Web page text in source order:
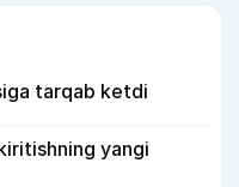
tarqab ketdi
yangi